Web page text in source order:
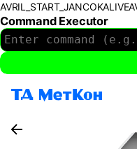
Command Executor